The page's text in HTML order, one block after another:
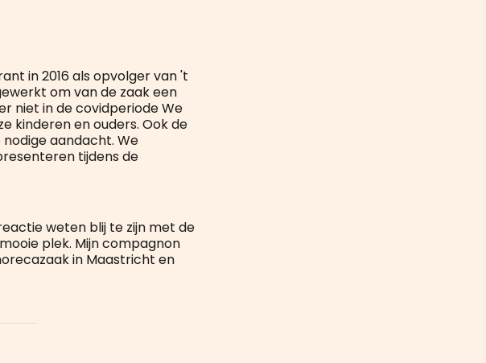
in 2016 als opvolger van 't
om van de zaak een
niet in de covidperiode We
kinderen en ouders. Ook de
aandacht. We
tijdens de
weten blij te zijn met de
plek. Mijn compagnon
in Maastricht en